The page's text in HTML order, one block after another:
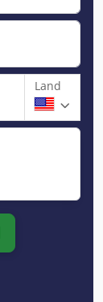
Land